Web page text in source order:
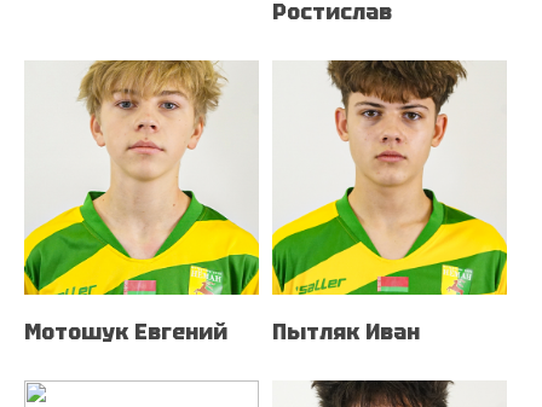
Ростислав
Мотошук Евгений Пытляк Иван